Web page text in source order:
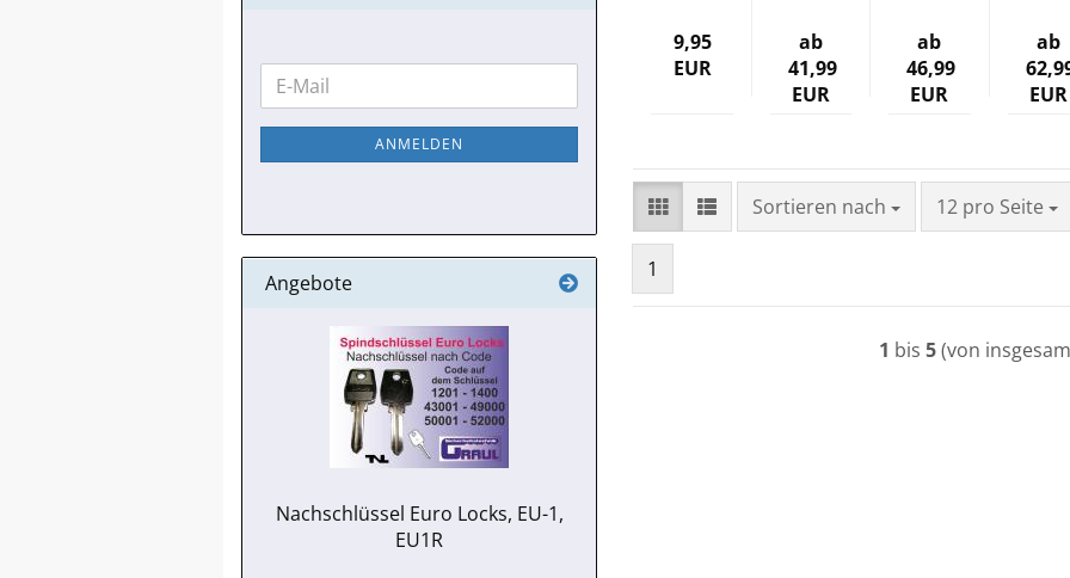
9,95
EUR
ab
41,99
EUR
ab
46,99
EUR
ab
EUR
Sortieren nach
Sortieren nach 12 pro Seite
pro Seite
1
1 bis5(von
WEITER
ZUR
NEWSLETTER-
ANMELDUNG
E-
Mail
ANMELDEN
Angebote
Nachschlüssel Euro Locks, EU-1,
EU1R